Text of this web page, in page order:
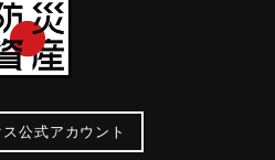
ス公式アカウント